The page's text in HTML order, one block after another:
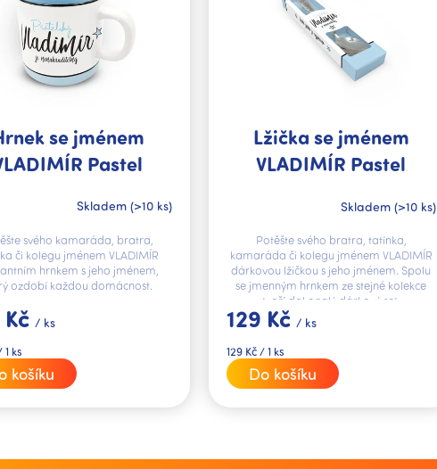
se jménem
Pastel
Skladem (>10 ks)
/ ks
1 ks
košíku
svého kamaráda, bratra,
či kolegu jménem VLADIMÍR
hrnkem s jeho jménem,
ozdobí každou domácnost.
Lžička se jménem
VLADIMÍR Pastel
Skladem (>10 ks)
129 Kč / ks
Měrná
cena:
129 Kč / 1 ks
Do košíku
Potěšte svého bratra, tatínka,
kamaráda či kolegu jménem VLADIMÍR
dárkovou lžičkou s jeho jménem. Spolu
se jmenným hrnkem ze stejné kolekce
tvoří dokonalý dárkový set.
v